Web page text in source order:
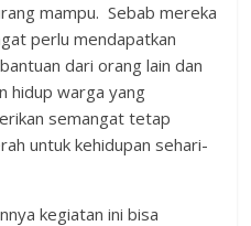
mampu. Sebab mereka
perlu mendapatkan
dari orang lain dan
hidup warga yang
semangat tetap
untuk kehidupan sehari-
kegiatan ini bisa